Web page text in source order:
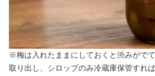
※梅は入れたままにしておくと渋みがで
取り出し、シロップのみ冷蔵庫保管すれ